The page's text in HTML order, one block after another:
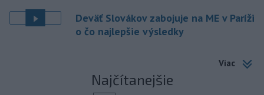
Deväť Slovákov zabojuje na ME v Paríži
o čo najlepšie výsledky
Viac
Najčítanejšie